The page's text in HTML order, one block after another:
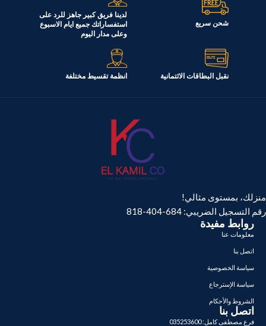
الموديل RDNE448M20B
408 لتر
الموديل
السعة 338 لتر
شحن سريع
لدينا فريق كبير جاهز للرد على
استفساراتك جميع ايام الاسبوع
وعلى مدار اليوم
نقبل البطاقات الائتمانية انظمة تقسيط مختلفة
منزلك، بمستوى مثالي!
رقم التسجيل الضريبي: 684-404-818
روابط مفيدة
معلومات عنا
اتصل بنا
سياسة الخصوصية
سياسة الإسترجاع
الشروط والأحكام
اتصل بنا
فرع مصطفى كامل: 035253600